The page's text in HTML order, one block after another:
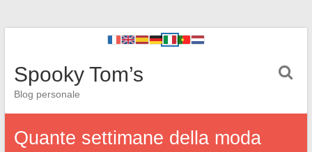
Spooky Tom’s
Blog personale
Quante settimane della moda